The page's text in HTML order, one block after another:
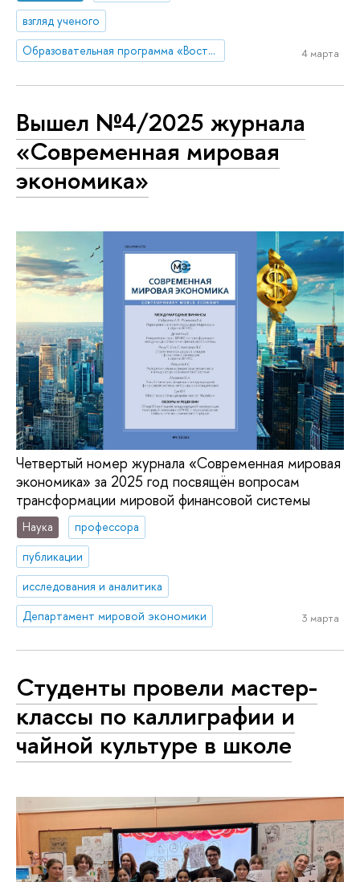
взгляд ученого
Образовательная программа «Востоковедение»
4 марта
Вышел №4/2025 журнала
«Современная мировая
экономика»
Четвертый номер журнала «Современная мировая
экономика» за 2025 год посвящён вопросам
трансформации мировой финансовой системы
Наука
профессора
публикации
исследования и аналитика
Департамент мировой экономики
3 марта
Студенты провели мастер-
классы по каллиграфии и
чайной культуре в школе